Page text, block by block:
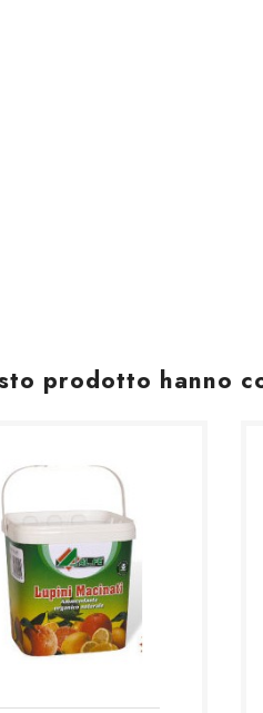
prodotto hanno